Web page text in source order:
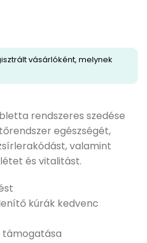
vásárlóként, melynek
rendszeres szedése
egészségét,
valamint
és vitalitást.
kúrák kedvenc
támogatása